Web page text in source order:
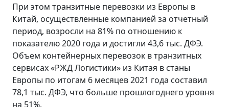
При этом транзитные перевозки из Европы в
Китай, осуществленные компанией за отчетный
период, возросли на 81% по отношению к
показателю 2020 года и достигли 43,6 тыс. ДФЭ.
Объем контейнерных перевозок в транзитных
сервисах «РЖД Логистики» из Китая в станы
Европы по итогам 6 месяцев 2021 года составил
78,1 тыс. ДФЭ, что больше прошлогоднего уровня
на 51%.